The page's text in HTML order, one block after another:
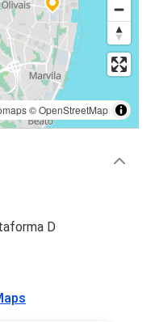
©OpenStreetMap
D